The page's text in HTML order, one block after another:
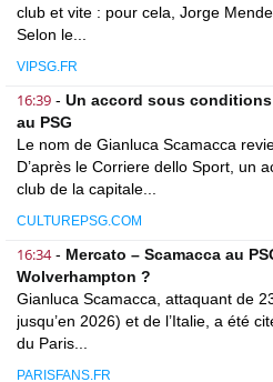
club et vite : pour cela, Jorge
Selon le...
VIPSG.FR
16:39 - Un accord sous
au PSG
Le nom de Gianluca Scamacca
D’après le Corriere dello Sport, un
club de la capitale...
CULTUREPSG.COM
16:34- Mercato – Scamacca au
Wolverhampton ?
Gianluca Scamacca, attaquant de
jusqu’en 2026) et de l’Italie, a été
du Paris...
PARISFANS.FR